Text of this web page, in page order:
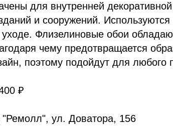
для внутренней
и сооружений. Используются
уходе. Флизелиновые обои
чему предотвращается
поэтому подойдут для любого
₽
ул. Доватора, 156